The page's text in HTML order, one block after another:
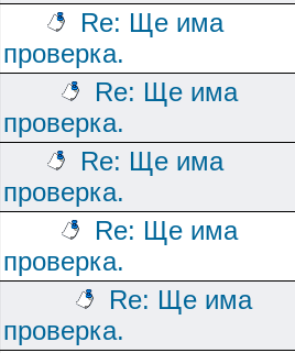
Re: Ще има
проверка.
Re: Ще има
проверка.
Re: Ще има
проверка.
Re: Ще има
проверка.
Re: Ще има
проверка.